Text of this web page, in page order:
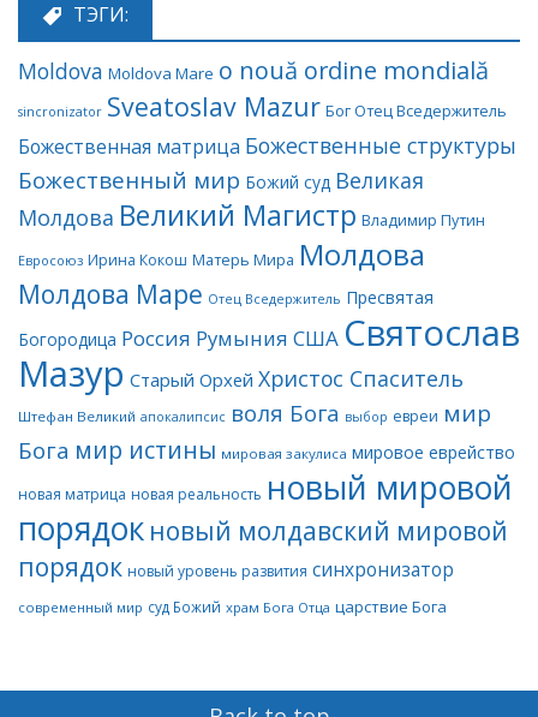
ТЭГИ:
Moldova Moldova Mare o nouă ordine mondială
sincronizator Sveatoslav Mazur Бог Отец Вседержитель
Божественная матрица Божественные структуры
Божественный мир Божий суд Великая
Молдова Великий Магистр Владимир Путин
Евросоюз Ирина Кокош Матерь Мира Молдова
Молдова Маре Отец Вседержитель Пресвятая
Богородица Россия Румыния США Святослав
Мазур Старый Орхей Христос Спаситель
Штефан Великий апокалипсис воля Бога выбор евреи мир
Бога мир истины мировая закулиса мировое еврейство
новая матрица новая реальность новый мировой
порядок новый молдавский мировой
порядок новый уровень развития синхронизатор
современный мир суд Божий храм Бога Отца царствие Бога